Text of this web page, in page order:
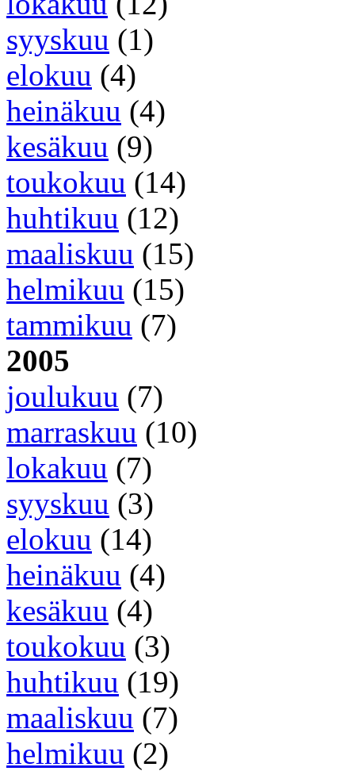
syyskuu (1)
elokuu (4)
heinäkuu (4)
kesäkuu (9)
toukokuu (14)
huhtikuu (12)
maaliskuu (15)
helmikuu (15)
tammikuu (7)
2005
joulukuu (7)
marraskuu (10)
lokakuu (7)
syyskuu (3)
elokuu (14)
heinäkuu (4)
kesäkuu (4)
toukokuu (3)
huhtikuu (19)
maaliskuu (7)
helmikuu (2)